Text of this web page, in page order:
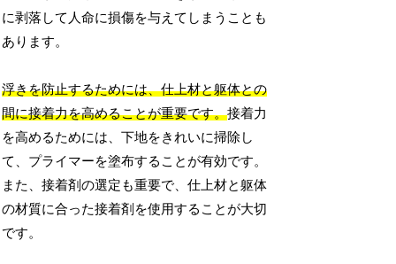
に剥落して人命に損傷を与えてしまうことも
あります。
浮きを防止するためには、仕上材と躯体との
間に接着力を高めることが重要です。接着力
を高めるためには、下地をきれいに掃除し
て、プライマーを塗布することが有効です。
また、接着剤の選定も重要で、仕上材と躯体
の材質に合った接着剤を使用することが大切
です。